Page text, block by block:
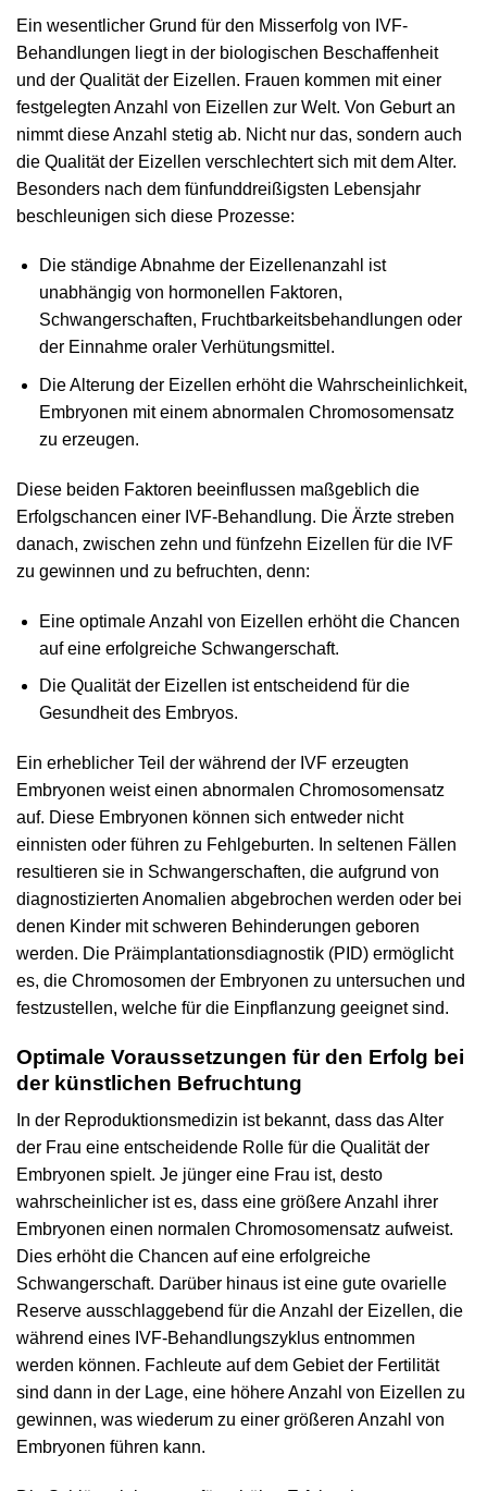
Ein wesentlicher Grund für den Misserfolg von IVF-
Behandlungen liegt in der biologischen Beschaffenheit
und der Qualität der Eizellen. Frauen kommen mit einer
festgelegten Anzahl von Eizellen zur Welt. Von Geburt an
nimmt diese Anzahl stetig ab. Nicht nur das, sondern auch
die Qualität der Eizellen verschlechtert sich mit dem Alter.
Besonders nach dem fünfunddreißigsten Lebensjahr
beschleunigen sich diese Prozesse:
Die ständige Abnahme der Eizellenanzahl ist
unabhängig von hormonellen Faktoren,
Schwangerschaften, Fruchtbarkeitsbehandlungen oder
der Einnahme oraler Verhütungsmittel.
Die Alterung der Eizellen erhöht die Wahrscheinlichkeit,
Embryonen mit einem abnormalen Chromosomensatz
zu erzeugen.
Diese beiden Faktoren beeinflussen maßgeblich die
Erfolgschancen einer IVF-Behandlung. Die Ärzte streben
danach, zwischen zehn und fünfzehn Eizellen für die IVF
zu gewinnen und zu befruchten, denn:
Eine optimale Anzahl von Eizellen erhöht die Chancen
auf eine erfolgreiche Schwangerschaft.
Die Qualität der Eizellen ist entscheidend für die
Gesundheit des Embryos.
Ein erheblicher Teil der während der IVF erzeugten
Embryonen weist einen abnormalen Chromosomensatz
auf. Diese Embryonen können sich entweder nicht
einnisten oder führen zu Fehlgeburten. In seltenen Fällen
resultieren sie in Schwangerschaften, die aufgrund von
diagnostizierten Anomalien abgebrochen werden oder bei
denen Kinder mit schweren Behinderungen geboren
werden. Die Präimplantationsdiagnostik (PID) ermöglicht
es, die Chromosomen der Embryonen zu untersuchen und
festzustellen, welche für die Einpflanzung geeignet sind.
Optimale Voraussetzungen für den Erfolg bei
der künstlichen Befruchtung
In der Reproduktionsmedizin ist bekannt, dass das Alter
der Frau eine entscheidende Rolle für die Qualität der
Embryonen spielt. Je jünger eine Frau ist, desto
wahrscheinlicher ist es, dass eine größere Anzahl ihrer
Embryonen einen normalen Chromosomensatz aufweist.
Dies erhöht die Chancen auf eine erfolgreiche
Schwangerschaft. Darüber hinaus ist eine gute ovarielle
Reserve ausschlaggebend für die Anzahl der Eizellen, die
während eines IVF-Behandlungszyklus entnommen
werden können. Fachleute auf dem Gebiet der Fertilität
sind dann in der Lage, eine höhere Anzahl von Eizellen zu
gewinnen, was wiederum zu einer größeren Anzahl von
Embryonen führen kann.